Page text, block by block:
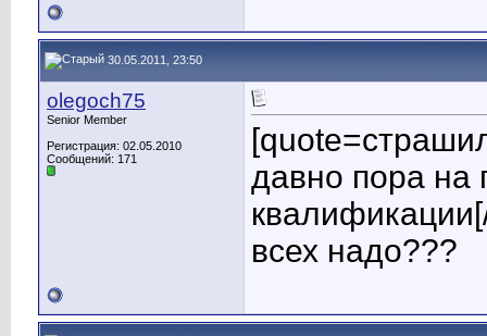
30.05.2011, 23:50
olegoch75
Senior Member
Регистрация: 02.05.2010
Сообщений: 171
давно пора
всех надо???